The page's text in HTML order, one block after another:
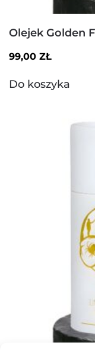
Olejek Golden
99,00 ZŁ
Do koszyka